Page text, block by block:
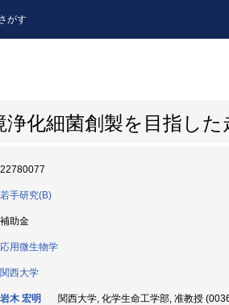
がす
化細菌創製を目指し
22780077
若手研究(B)
補助金
応用微生物学
関西大学
岩木 宏明 関西大学, 化学生命工学部, 准教授